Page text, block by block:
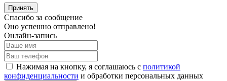
Принять
Спасибо за сообщение
Оно успешно отправлено!
Онлайн-запись
Нажимая на кнопку, я соглашаюсь с политикой
конфиденциальности и обработки персональных данных